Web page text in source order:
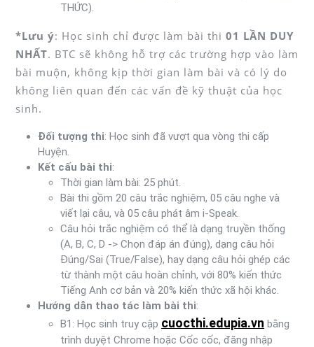
THỨC).
*Lưu ý: Học sinh chỉ được làm bài thi 01 LẦN DUY
NHẤT. BTC sẽ không hỗ trợ các trường hợp vào làm
bài muộn, không kịp thời gian làm bài và có lý do
không liên quan đến các vấn đề kỹ thuật của học
sinh.
Đối tượng thi: Học sinh đã vượt qua vòng thi cấp
Huyện.
Kết cấu bài thi:
Thời gian làm bài: 25 phút.
Bài thi gồm 20 câu trắc nghiệm, 05 câu nghe và
viết lại câu, và 05 câu phát âm i-Speak.
Câu hỏi trắc nghiệm có thể là dạng truyền thống
(A, B, C, D -> Chọn đáp án đúng), dạng câu hỏi
Đúng/Sai (True/False), hay dạng câu hỏi ghép các
từ thành một câu hoàn chỉnh, với 80% kiến thức
Tiếng Anh cơ bản và 20% kiến thức xã hội khác.
Hướng dẫn thao tác làm bài thi:
B1: Học sinh truy cập cuocthi.edupia.vn bằng
trình duyệt Chrome hoặc Cốc cốc, đăng nhập